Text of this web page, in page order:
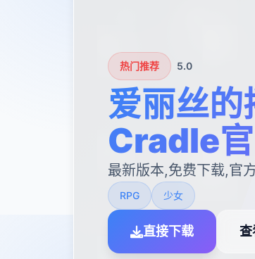
热门推荐 5.0
爱丽丝
Cradle
最新版本,免费下载,官
RPG 少女
直接下载 查